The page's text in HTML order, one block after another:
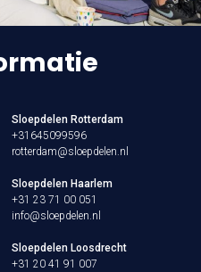
Sloepdelen Rotterdam
+31645099596
rotterdam@sloepdelen.nl
Sloepdelen Haarlem
+31 23 71 00 051
info@sloepdelen.nl
Sloepdelen Loosdrecht
+31 20 41 91 007